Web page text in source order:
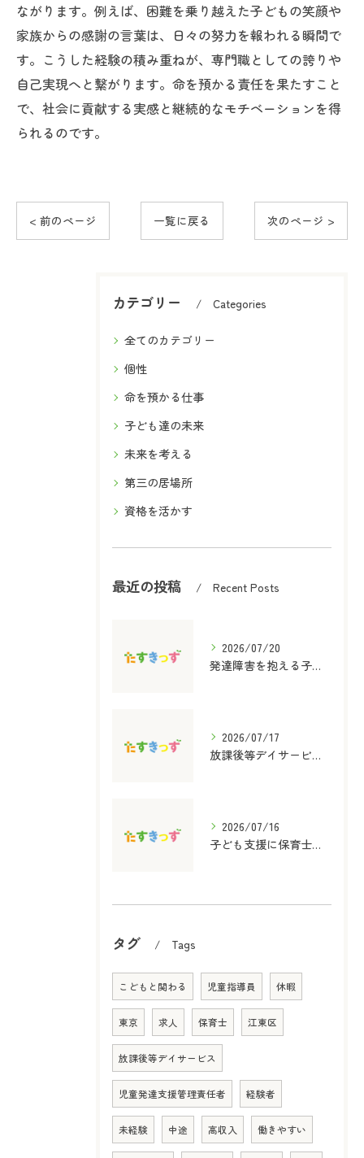
ながります。例えば、困難を乗り越えた子どもの笑顔や
家族からの感謝の言葉は、日々の努力を報われる瞬間で
す。こうした経験の積み重ねが、専門職としての誇りや
自己実現へと繋がります。命を預かる責任を果たすこと
で、社会に貢献する実感と継続的なモチベーションを得
られるのです。
< 前のページ 一覧に戻る 次のページ >
カテゴリー Categories
全てのカテゴリー
個性
命を預かる仕事
子ども達の未来
未来を考える
第三の居場所
資格を活かす
最近の投稿 Recent Posts
2026/07/20
発達障害を抱える子どものための保育士と放課後等デイサービス児童指導員資格取得ガイド
2026/07/17
放課後等デイサービス支援の内容と選び方をわかりやすく解説
2026/07/16
子ども支援に保育士資格を活かす放課後等デイサービスの役割と実践ポイント
タグ Tags
こどもと関わる 児童指導員 休暇
東京 求人 保育士 江東区
放課後等デイサービス
児童発達支援管理責任者 経験者
未経験 中途 高収入 働きやすい